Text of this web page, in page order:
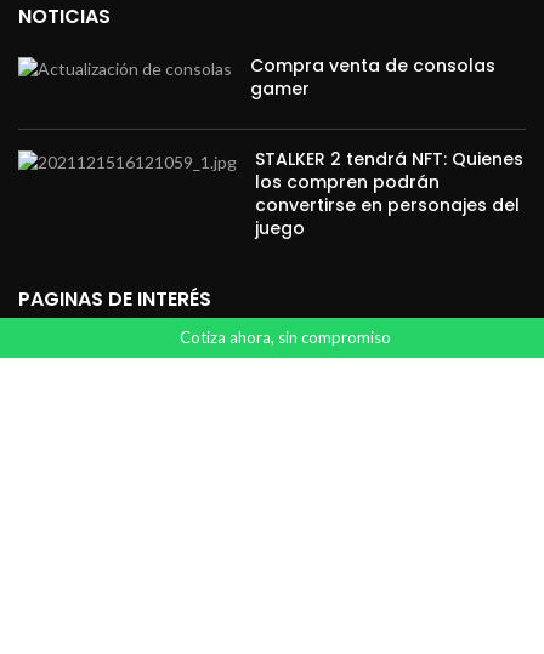
NOTICIAS
Compra venta de consolas
gamer
STALKER 2 tendrá NFT: Quienes
los compren podrán
convertirse en personajes del
juego
PAGINAS DE INTERÉS
Políticas de Privacidad
Cotiza ahora, sin compromiso